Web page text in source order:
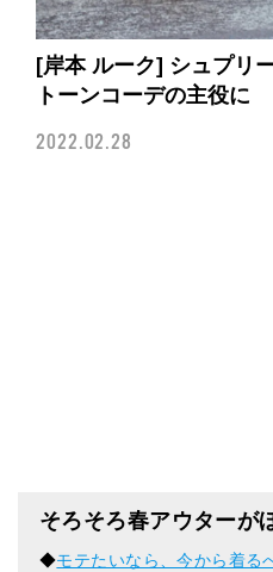
[岸本 ルーク] シュプリ
トーンコーデの主役に
2022.02.28
そろそろ春アウターが
◆モテたいなら、今から着る